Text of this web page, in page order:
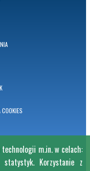
technologii m.in. w celach:
statystyk. Korzystanie z